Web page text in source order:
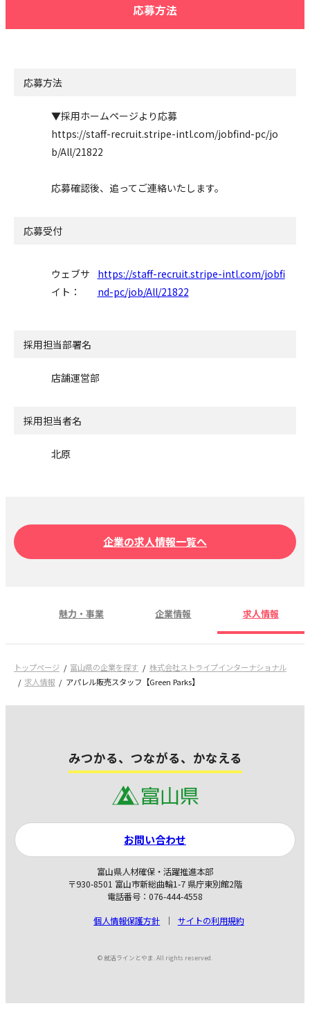
応募方法
応募方法
▼採用ホームページより応募
https://staff-recruit.stripe-intl.com/jobfind-pc/jo
b/All/21822
応募確認後、追ってご連絡いたします。
応募受付
ウェブサ
イト：
https://staff-recruit.stripe-intl.com/jobfi
nd-pc/job/All/21822
採用担当部署名
店舗運営部
採用担当者名
北原
企業の求人情報一覧へ
魅力・事業 企業情報 求人情報
トップページ 富山県の企業を探す
株式会社ストライプインターナショナル
求人情報
アパレル販売スタッフ【Green Parks】
みつかる、つながる、かなえる
富山県人材確保・活躍推進本部
〒930-8501 富山市新総曲輪1-7 県庁東別館2階
電話番号：076-444-4558
個人情報保護方針
サイトの利用規約
お問い合わせ
© 就活ラインとやま. All rights reserved.